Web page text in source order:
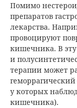
Помимо
препаратов
лекарства.
провоцируют
кишечника. В эту
и
терапии может
у которых
кишечника).